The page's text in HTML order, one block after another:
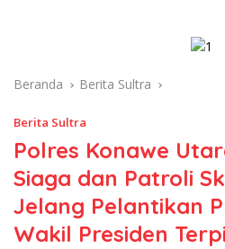
Beranda Berita Sultra
Berita Sultra
Polres Konawe
Siaga dan Patroli
Jelang Pelantikan
Wakil Presiden